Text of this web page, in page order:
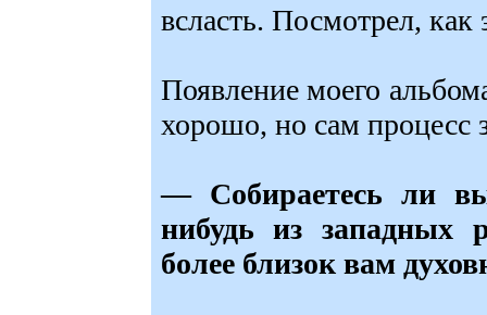
всласть. Посмотрел, как
Появление моего
хорошо, но сам процесс
— Собираетесь ли
нибудь из западных
более близок вам